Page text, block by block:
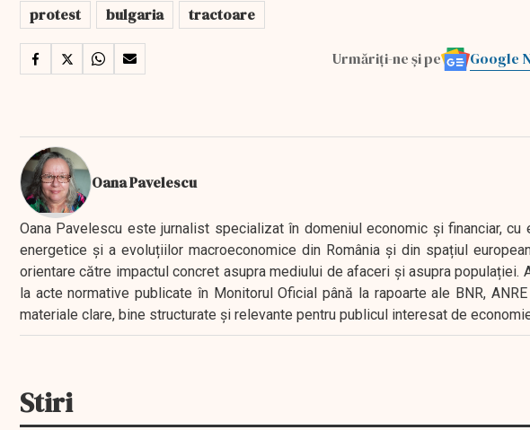
protest bulgaria tractoare
Urmăriți-ne și pe Google
Oana Pavelescu
Oana Pavelescu este jurnalist specializat în domeniul economic și financiar,
energetice și a evoluțiilor macroeconomice din România și din spațiul
orientare către impactul concret asupra mediului de afaceri și asupra
la acte normative publicate în Monitorul Oficial până la rapoarte ale BNR,
materiale clare, bine structurate și relevante pentru publicul interesat de
Stiri